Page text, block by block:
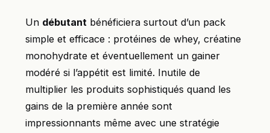
Un débutant bénéficiera surtout d’un pack
simple et efficace : protéines de whey, créatine
monohydrate et éventuellement un gainer
modéré si l’appétit est limité. Inutile de
multiplier les produits sophistiqués quand les
gains de la première année sont
impressionnants même avec une stratégie